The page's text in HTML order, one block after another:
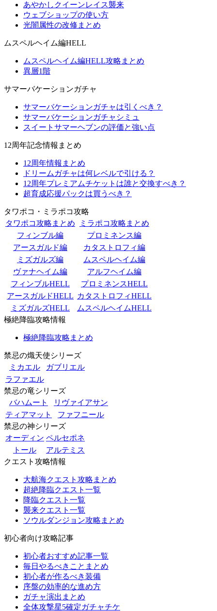
あやかしクイーンレイス襲来
ウェブショップの使い方
光闇属性の改修まとめ
ムスペルヘイム編HELL
ムスペルヘイム編HELL攻略まとめ
異層1階
サマーバケーションガチャ
サマーバケーションガチャは引くべき？
サマーバケーションガチャシミュ
スイートサマーヘブンの評価と強い点
12周年記念情報まとめ
12周年情報まとめ
ドリームガチャは何レベルで引ける？
12周年プレミアムチケットは誰と交換すべき？
超育成応援パックは買うべき？
タワポコ・ミラポコ攻略
タワポコ攻略まとめ
ミラポコ攻略まとめ
フィンブル編
プロミネンス編
アースガルド編
カタストロフィ編
ミズガルズ編
ムスペルヘイム編
ヴァナヘイム編
アルフヘイム編
フィンブルHELL
プロミネンスHELL
アースガルドHELL カタストロフィHELL
ミズガルズHELL
ムスペルヘイムHELL
極絶降臨攻略情報
極絶降臨攻略まとめ
禁忌の熾天使シリーズ
ミカエル
ガブリエル
ラファエル
禁忌の竜シリーズ
バハムート
リヴァイアサン
ティアマット
ファフニール
禁忌の神シリーズ
オーディン ペルセポネ
トール
アルテミス
クエスト攻略情報
大航海クエスト攻略まとめ
超絶降臨クエスト一覧
降臨クエスト一覧
襲来クエスト一覧
ソウルダンジョン攻略まとめ
初心者向け攻略記事
初心者おすすめ記事一覧
毎日やるべきことまとめ
初心者が作るべき装備
序盤の効率的な進め方
ガチャ演出まとめ
全体攻撃星5確定ガチャチケ